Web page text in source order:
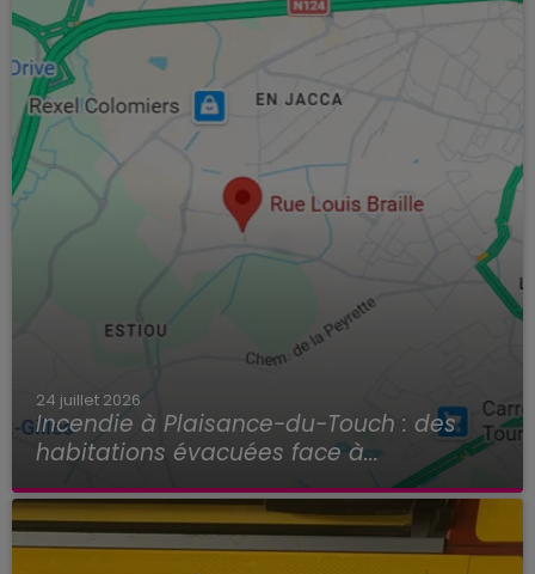
24 juillet 2026
Incendie à Plaisance-du-Touch : des
habitations évacuées face à...